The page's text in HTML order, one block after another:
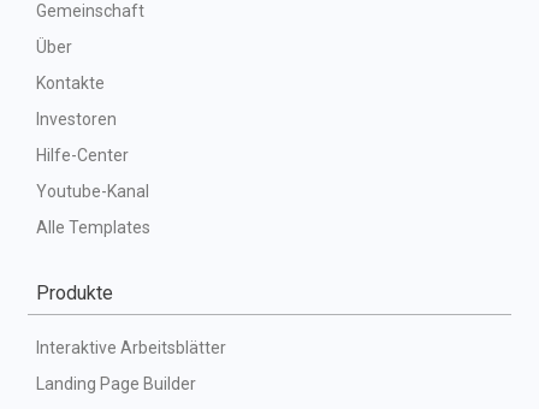
Gemeinschaft
Über
Kontakte
Investoren
Hilfe-Center
Youtube-Kanal
Alle Templates
Produkte
Interaktive Arbeitsblätter
Landing Page Builder